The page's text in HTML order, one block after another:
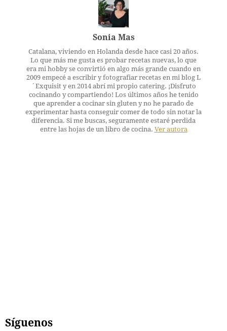
Sonia Mas
Catalana, viviendo en Holanda desde hace casi 20 años.
Lo que más me gusta es probar recetas nuevas, lo que
era mi hobby se convirtió en algo más grande cuando en
2009 empecé a escribir y fotografiar recetas en mi blog L
´Exquisit y en 2014 abrí mi propio catering. ¡Disfruto
cocinando y compartiendo! Los últimos años he tenido
que aprender a cocinar sin gluten y no he parado de
experimentar hasta conseguir comer de todo sin notar la
diferencia. Si me buscas, seguramente estaré perdida
entre las hojas de un libro de cocina. Ver autora
Síguenos